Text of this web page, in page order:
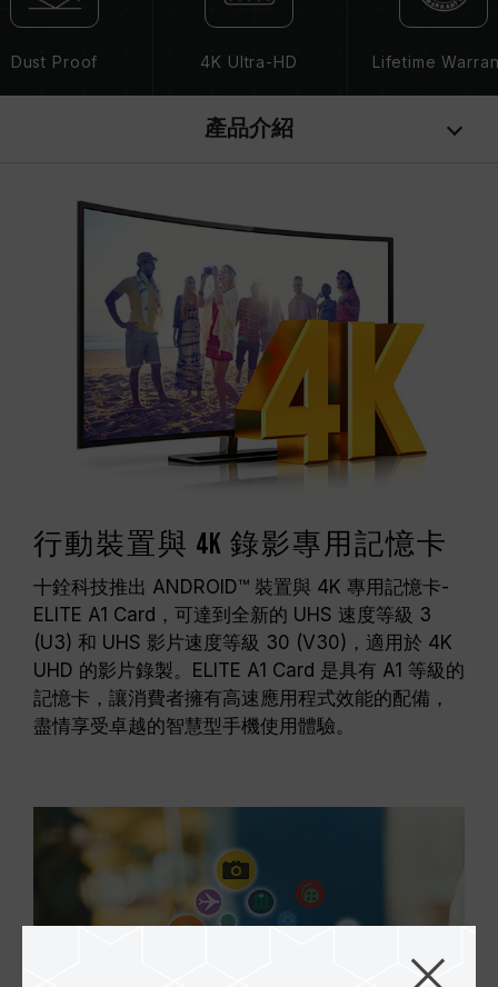
Dust Proof 4K Ultra-HD Lifetime
產品介紹
行動裝置與 4K 錄影專用記憶卡
十銓科技推出 ANDROID™ 裝置與 4K 專用記憶卡-
ELITE A1 Card，可達到全新的 UHS 速度等級 3
(U3) 和 UHS 影片速度等級 30 (V30)，適用於 4K
UHD 的影片錄製。ELITE A1 Card 是具有 A1 等級的
記憶卡，讓消費者擁有高速應用程式效能的配備，
盡情享受卓越的智慧型手機使用體驗。